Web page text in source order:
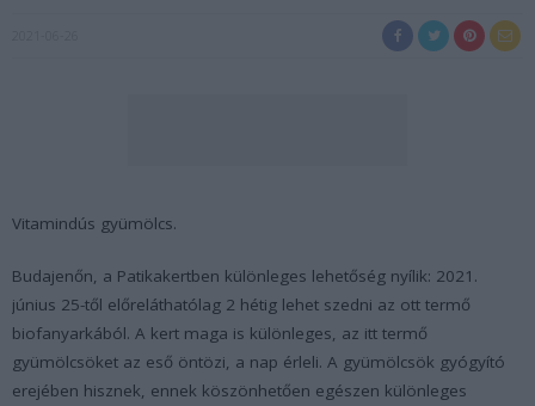
Vitamindús gyümölcs.
Budajenőn, a Patikakertben különleges lehetőség nyílik: 2021.
június 25-től előreláthatólag 2 hétig lehet szedni az ott termő
biofanyarkából. A kert maga is különleges, az itt termő
gyümölcsöket az eső öntözi, a nap érleli. A gyümölcsök gyógyító
erejében hisznek, ennek köszönhetően egészen különleges